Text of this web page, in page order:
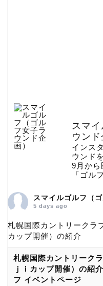
スマ
ウンド
インス
ウンド
9月から
「ゴル
スマイルゴルフ（
5 days ago
札幌国際カントリークラ
カップ開催）の紹介
札幌国際カントリーク
ｊｉカップ開催）の紹
フ イベントページ